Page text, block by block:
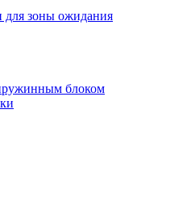
для зоны ожидания
блоком